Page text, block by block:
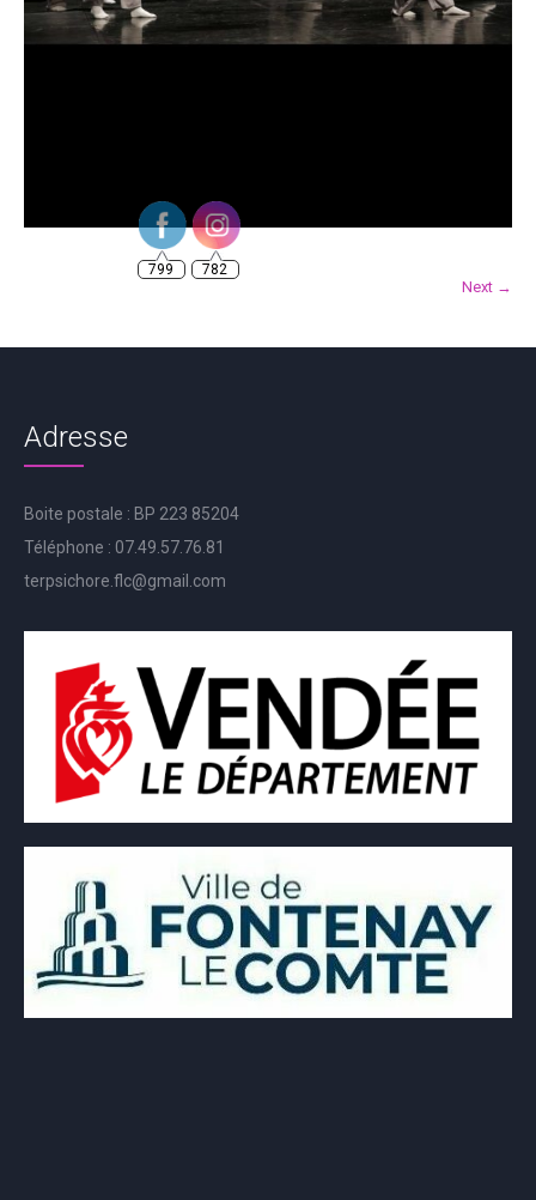
Next →
Adresse
Boite postale : BP 223 85204
Téléphone : 07.49.57.76.81
terpsichore.flc@gmail.com
799 782